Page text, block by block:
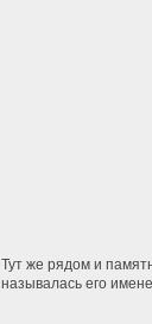
Тут же рядом и
называлась его